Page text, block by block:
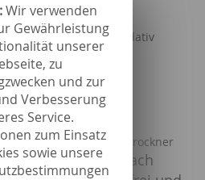
Wir verwenden
Gewährleistung
unserer
zu
und zur
Verbesserung
Service.
zum Einsatz
sowie unsere
Bearbeitung auch relativ
termingerecht.
mein eigenes kleines
zu Hause aus führe.
ist Massa Lubrense.
Bautrockner
Auswandern nach